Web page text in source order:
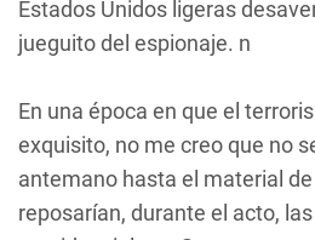
Estados Unidos ligeras
jueguito del espionaje. n
En una época en que el
exquisito, no me creo que no
antemano hasta el material
reposarían, durante el acto,